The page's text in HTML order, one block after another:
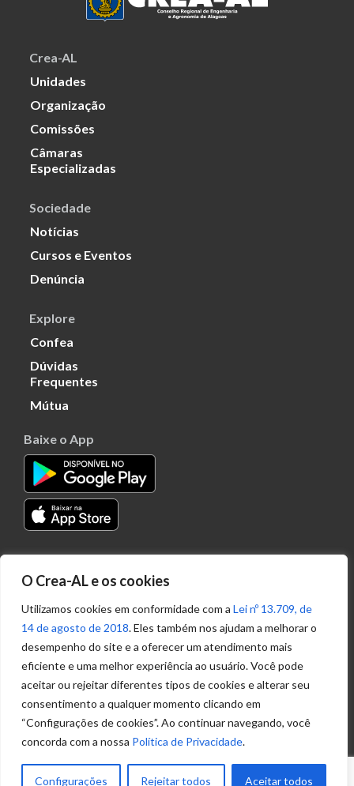
O Crea-AL e os cookies
Utilizamos cookies em conformidade com a Lei nº 13.709, de
14 de agosto de 2018. Eles também nos ajudam a melhorar o
desempenho do site e a oferecer um atendimento mais
eficiente e uma melhor experiência ao usuário. Você pode
aceitar ou rejeitar diferentes tipos de cookies e alterar seu
consentimento a qualquer momento clicando em
“Configurações de cookies”. Ao continuar navegando, você
concorda com a nossa Política de Privacidade.
Configurações Rejeitar todos Aceitar todos
Crea-AL
Unidades
Organização
Comissões
Câmaras
Especializadas
Sociedade
Notícias
Cursos e Eventos
Denúncia
Explore
Confea
Dúvidas
Frequentes
Mútua
Baixe o App
Transparência
Portal
Acesso à
Informação
Política de
Privacidade de
Ouvidoria
(82) 2123 0864
ouvidoria@crea-al.org.br